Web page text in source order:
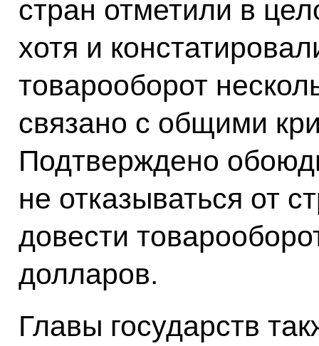
стран отметили в
хотя и
товарооборот
связано с общими
Подтверждено
не отказываться от
довести
долларов.
Главы государств